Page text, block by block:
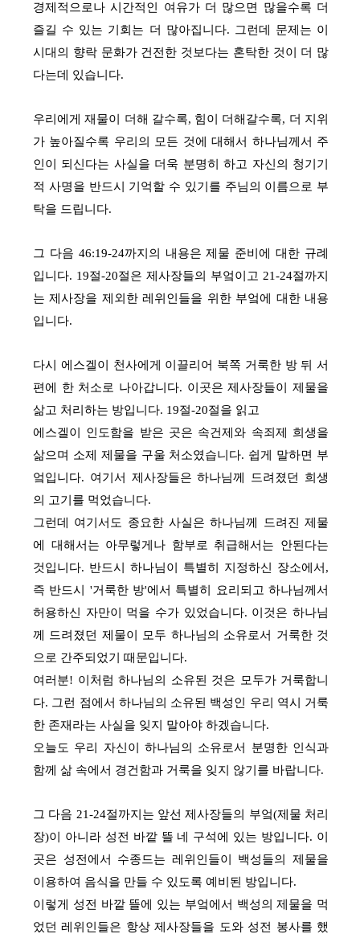
경제적으로나 시간적인 여유가 더 많으면 많을수록 더
즐길 수 있는 기회는 더 많아집니다. 그런데 문제는 이
시대의 향락 문화가 건전한 것보다는 혼탁한 것이 더 많
다는데 있습니다.
우리에게 재물이 더해 갈수록, 힘이 더해갈수록, 더 지위
가 높아질수록 우리의 모든 것에 대해서 하나님께서 주
인이 되신다는 사실을 더욱 분명히 하고 자신의 청기기
적 사명을 반드시 기억할 수 있기를 주님의 이름으로 부
탁을 드립니다.
그 다음 46:19-24까지의 내용은 제물 준비에 대한 규례
입니다. 19절-20절은 제사장들의 부엌이고 21-24절까지
는 제사장을 제외한 레위인들을 위한 부엌에 대한 내용
입니다.
다시 에스겔이 천사에게 이끌리어 북쪽 거룩한 방 뒤 서
편에 한 처소로 나아갑니다. 이곳은 제사장들이 제물을
삶고 처리하는 방입니다. 19절-20절을 읽고
에스겔이 인도함을 받은 곳은 속건제와 속죄제 희생을
삶으며 소제 제물을 구울 처소였습니다. 쉽게 말하면 부
엌입니다. 여기서 제사장들은 하나님께 드려졌던 희생
의 고기를 먹었습니다.
그런데 여기서도 종요한 사실은 하나님께 드려진 제물
에 대해서는 아무렇게나 함부로 취급해서는 안된다는
것입니다. 반드시 하나님이 특별히 지정하신 장소에서,
즉 반드시 '거룩한 방'에서 특별히 요리되고 하나님께서
허용하신 자만이 먹을 수가 있었습니다. 이것은 하나님
께 드려졌던 제물이 모두 하나님의 소유로서 거룩한 것
으로 간주되었기 때문입니다.
여러분! 이처럼 하나님의 소유된 것은 모두가 거룩합니
다. 그런 점에서 하나님의 소유된 백성인 우리 역시 거룩
한 존재라는 사실을 잊지 말아야 하겠습니다.
오늘도 우리 자신이 하나님의 소유로서 분명한 인식과
함께 삶 속에서 경건함과 거룩을 잊지 않기를 바랍니다.
그 다음 21-24절까지는 앞선 제사장들의 부엌(제물 처리
장)이 아니라 성전 바깥 뜰 네 구석에 있는 방입니다. 이
곳은 성전에서 수종드는 레위인들이 백성들의 제물을
이용하여 음식을 만들 수 있도록 예비된 방입니다.
이렇게 성전 바깥 뜰에 있는 부엌에서 백성의 제물을 먹
었던 레위인들은 항상 제사장들을 도와 성전 봉사를 했